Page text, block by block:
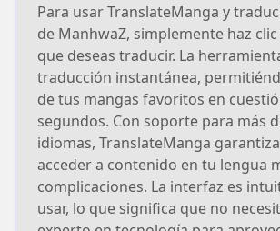
Para usar TranslateManga y
de ManhwaZ, simplemente haz
que deseas traducir. La
traducción instantánea,
de tus mangas favoritos en
segundos. Con soporte para más
idiomas, TranslateManga
acceder a contenido en tu lengua
complicaciones. La interfaz es
usar, lo que significa que no